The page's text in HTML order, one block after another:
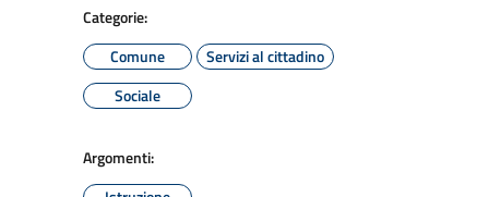
Categorie:
Comune
Servizi al cittadino
Sociale
Argomenti: